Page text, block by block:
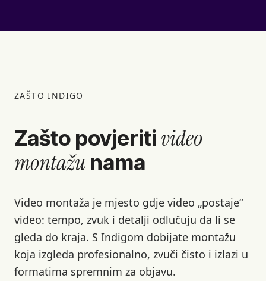
ZAŠTO INDIGO
Zašto povjeritivideo
montažu nama
Video montaža je mjesto gdje video „postaje“
video: tempo, zvuk i detalji odlučuju da li se
gleda do kraja. S Indigom dobijate montažu
koja izgleda profesionalno, zvuči čisto i izlazi u
formatima spremnim za objavu.